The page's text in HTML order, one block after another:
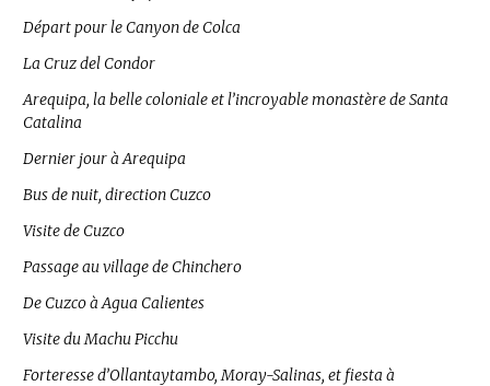
Départ pour le Canyon de Colca
La Cruz del Condor
Arequipa, la belle coloniale et l’incroyable monastère de Santa
Catalina
Dernier jour à Arequipa
Bus de nuit, direction Cuzco
Visite de Cuzco
Passage au village de Chinchero
De Cuzco à Agua Calientes
Visite du Machu Picchu
Forteresse d’Ollantaytambo, Moray-Salinas, et fiesta à